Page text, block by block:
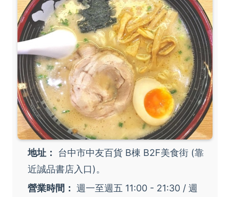
地址：
台中市中友百貨 B棟 B2F美食街 (靠
近誠品書店入口)。
營業時間： 週一至週五 11:00 - 21:30 / 週